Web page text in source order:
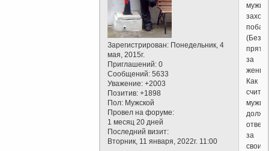
Зарегистрирован: Понедельник, 4
мая, 2015г.
Приглашений: 0
Сообщений: 5633
Уважение: +2003
Позитив: +1898
Пол: Мужской
Провел на форуме:
1 месяц 20 дней
Последний визит:
Вторник, 11 января, 2022г. 11:00
мужик
(Без
за
Как
мужик
за
свои